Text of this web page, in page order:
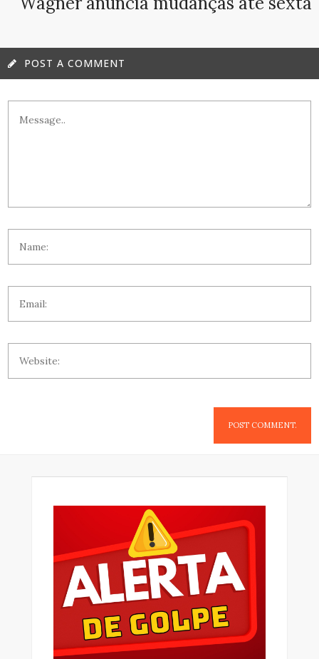
POST A COMMENT